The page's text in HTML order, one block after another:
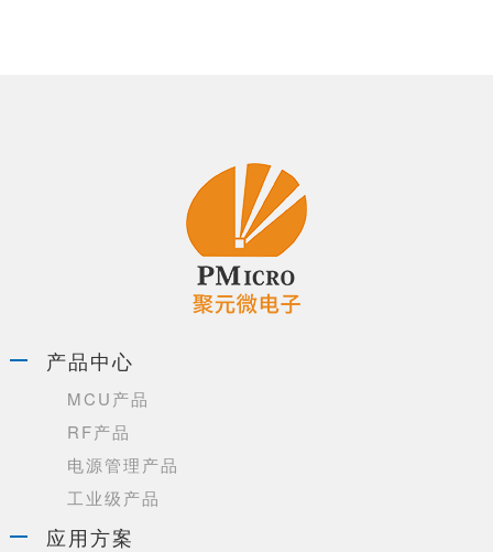
产品中心
MCU产品
RF产品
电源管理产品
工业级产品
应用方案